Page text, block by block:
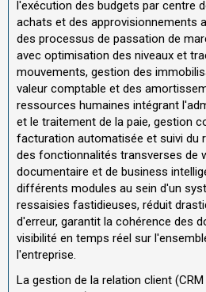
l'exécution des budgets par centre
achats et des approvisionnements
des processus de passation de
avec optimisation des niveaux et
mouvements, gestion des
valeur comptable et des
ressources humaines intégrant
et le traitement de la paie, gestion
facturation automatisée et suivi du
des fonctionnalités transverses de
documentaire et de business
différents modules au sein d'un
ressaisies fastidieuses, réduit
d'erreur, garantit la cohérence des
visibilité en temps réel sur
l'entreprise.
La gestion de la relation client